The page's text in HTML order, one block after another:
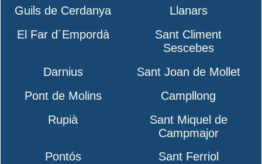
Guils de Cerdanya
Llanars
El Far d´Empordà
Sant Climent
Sescebes
Darnius
Sant Joan de Mollet
Pont de Molins
Campllong
Rupià
Sant Miquel de
Campmajor
Pontós
Sant Ferriol